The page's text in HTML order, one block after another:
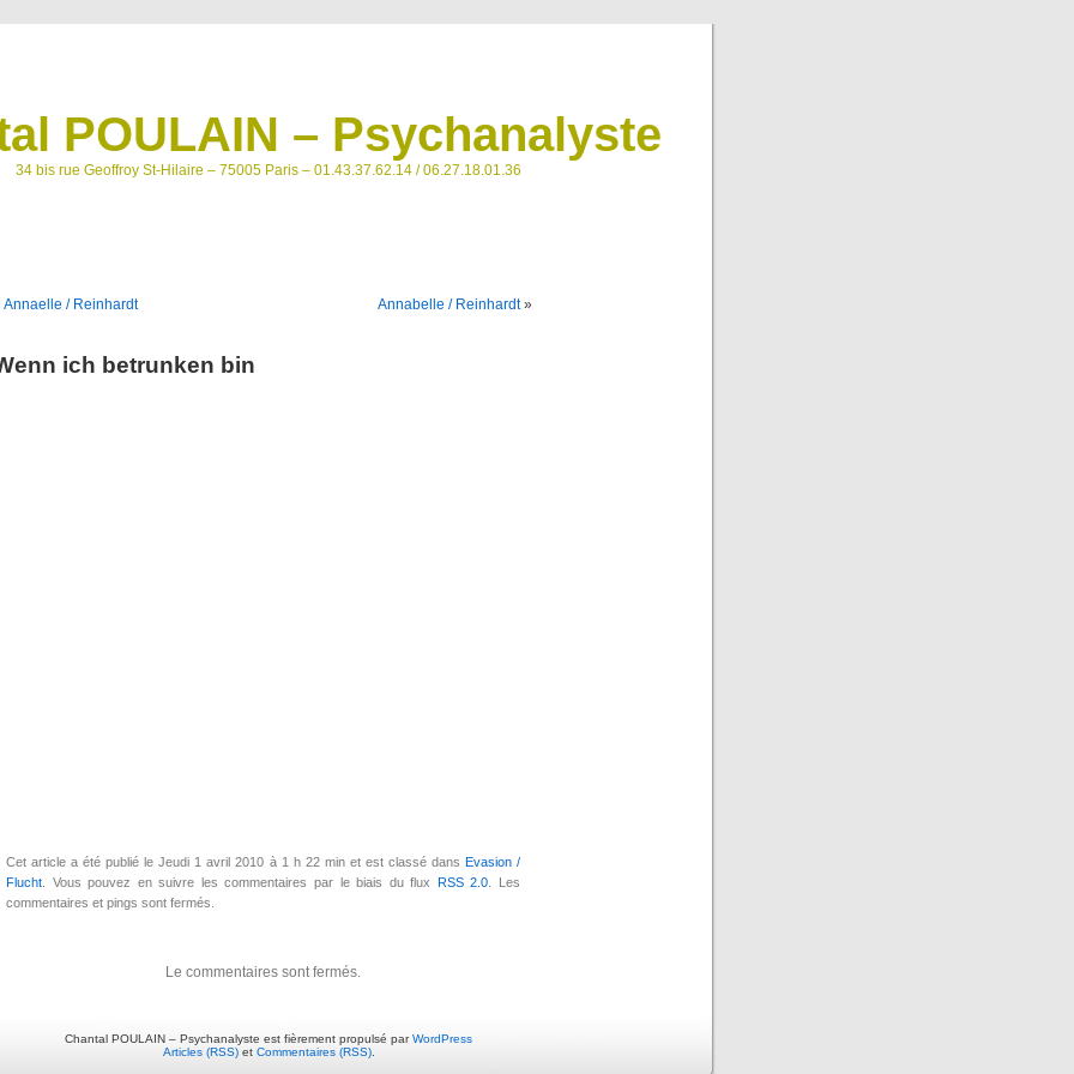
POULAIN – Psychanalyste
34 bis rue Geoffroy St-Hilaire – 75005 Paris – 01.43.37.62.14 / 06.27.18.01.36
Annaelle / Reinhardt Annabelle / Reinhardt»
ich betrunken bin
Cet article a été publié le Jeudi 1 avril 2010 à 1 h 22 min et est classé dans Evasion /
Flucht . Vous pouvez en suivre les commentaires par le biais du flux RSS 2.0 . Les
commentaires et pings sont fermés.
Le commentaires sont fermés.
Chantal POULAIN – Psychanalyste est fièrement propulsé parWordPress
Articles (RSS)et Commentaires (RSS).